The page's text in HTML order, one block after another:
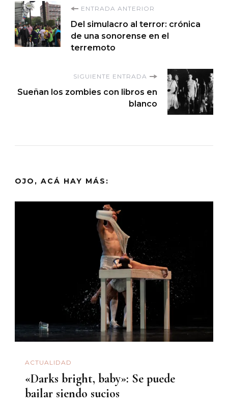
Navegación
de
ENTRADA ANTERIOR
Del simulacro al terror: crónica
de una sonorense en el
terremoto
SIGUIENTE ENTRADA
Sueñan los zombies con libros en
blanco
OJO, ACÁ HAY MÁS:
ACTUALIDAD
«Darks bright, baby»: Se puede
bailar siendo sucios